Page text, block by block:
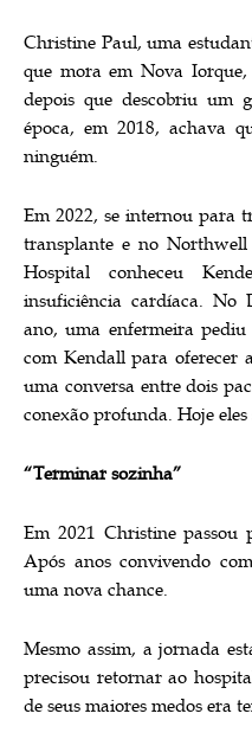
Christine Paul, uma
que mora em Nova
depois que descobriu um
época, em 2018, achava
ninguém.
Em 2022, se internou para
transplante e no
Hospital conheceu
insuficiência cardíaca. No
ano, uma enfermeira
com Kendall para oferecer
uma conversa entre dois
conexão profunda. Hoje
“Terminar sozinha”
Em 2021 Christine passou
Após anos convivendo
uma nova chance.
Mesmo assim, a jornada
precisou retornar ao
de seus maiores medos era